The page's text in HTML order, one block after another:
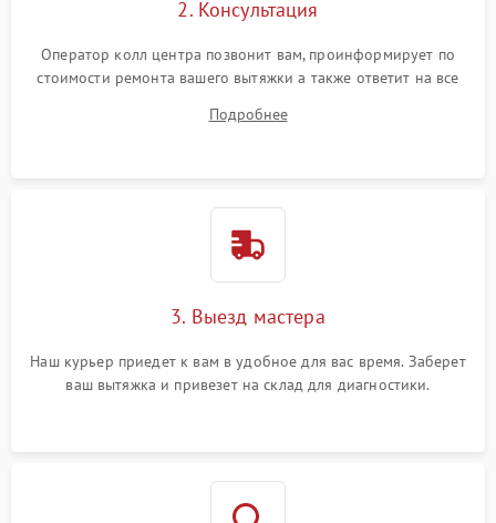
2. Консультация
Оператор колл центра позвонит вам, проинформирует по
стоимости ремонта вашего вытяжки а также ответит на все
Подробнее
3. Выезд мастера
Наш курьер приедет к вам в удобное для вас время. Заберет
ваш вытяжка и привезет на склад для диагностики.